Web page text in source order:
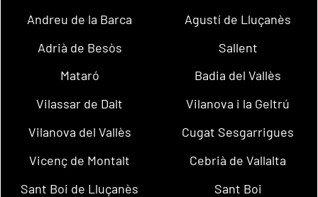
Andreu de la Barca
Agustí de Lluçanès
Adrià de Besòs
Sallent
Mataró
Badia del Vallès
Vilassar de Dalt
Vilanova i la Geltrú
Vilanova del Vallès
Cugat Sesgarrigues
Vicenç de Montalt
Cebrià de Vallalta
Sant Boi de Lluçanès
Sant Boi